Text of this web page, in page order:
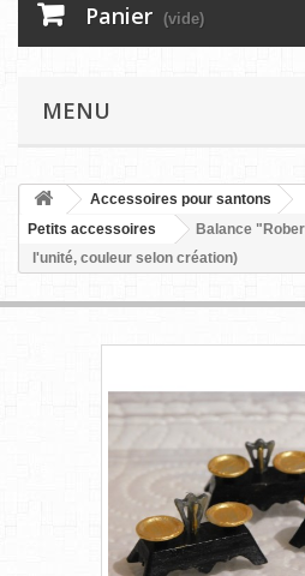
Panier (vide)
MENU
Accessoires pour santons
Petits accessoires
Balance
l'unité, couleur selon création)